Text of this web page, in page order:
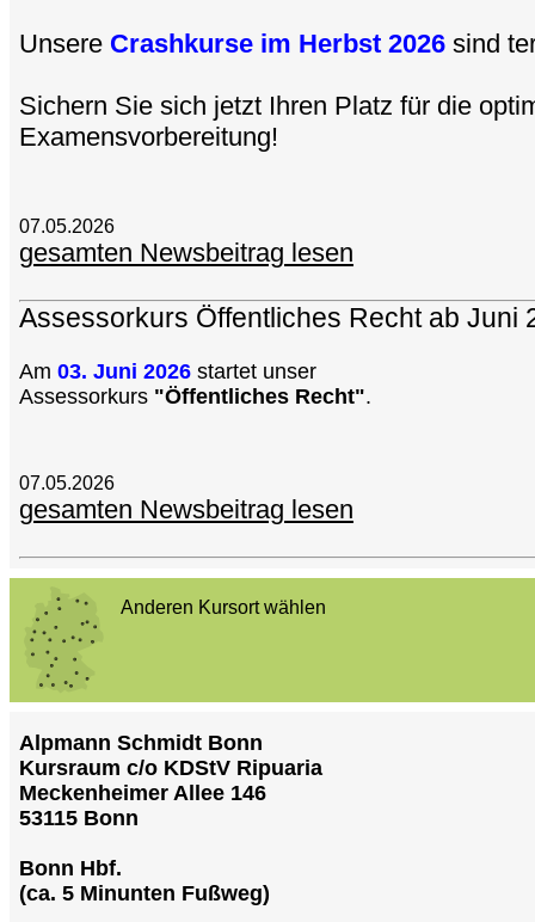
Unsere Crashkurse im Herbst 2026 sind
Sichern Sie sich jetzt Ihren Platz für die
Examensvorbereitung!
07.05.2026
gesamten Newsbeitrag lesen
Assessorkurs Öffentliches Recht ab Juni
Am 03. Juni 2026 startet unser
Assessorkurs "Öffentliches Recht".
07.05.2026
gesamten Newsbeitrag lesen
Anderen Kursort wählen
Alpmann Schmidt Bonn
Kursraum c/o KDStV Ripuaria
Meckenheimer Allee 146
53115 Bonn
Bonn Hbf.
(ca. 5 Minunten Fußweg)